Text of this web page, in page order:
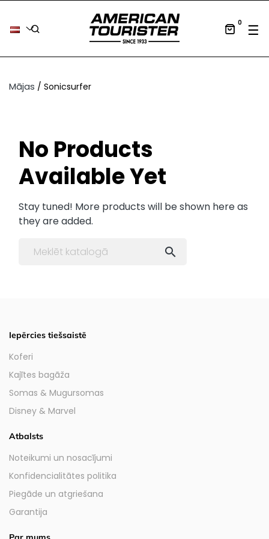
0 ☰
Mājas Sonicsurfer
No Products
Available Yet
Stay tuned! More products will be shown here as
they are added.

Iepērcies tiešsaistē
Koferi
Kajītes bagāža
Somas & Mugursomas
Disney & Marvel
Atbalsts
Noteikumi un nosacījumi
Konfidencialitātes politika
Piegāde un atgriešana
Garantija